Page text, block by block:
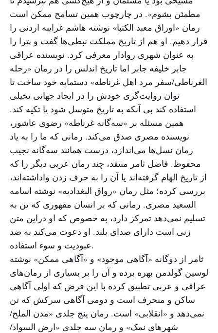
مطمئن بشوم». در چارچوب همین تسامح ممکن است
رمان «اوراق معبد الکتبا» نوشته هاشم غرایبه اردنی را
قرار دهیم. او هم از تاریخ مملکت نبطی‌ها گفت و پترا را
به عنوان شهری روادار معرفی کرد. نویسنده عراقی
جابر خلیفه جابر اما تاریخ اندلس را در رمان «رحله
الغرناطی/سفر مرد اهل غرناطه» دستمایه خود ساخت تا
توان روایت‌گری خودش را در ایجاد جهانی تخیلی
استفاده کند بی آنکه به تاریخ متوسل شود یا تکیه کند.
همین مسئله بر «سه‌گانه غرناطه» رضوی عاشور،
نویسنده مصری صدق می‌کند. رمانی که ما را به یاد
رمان نسل‌ها می‌اندازد، درست همانند سه‌گانه نجیب
محفوظ. فاضل ثامر منتقد، چند رمان عربی دیگر را که
از تاریخ الهام گرفته‌اند یا آن را به حرف زدن واداشته‌اند،
بررسی کرده؛ مثل رمان «رواق البغدادیه» نوشته اسامه
السعید مصری. رمانی که بر انسان مقهوری که تن به
تسلیم نمی‌دهد تمرکز دارد، به خصوص که او دراین متن
زنی است دارای صدای بلند. او دعوت می‌کند به ضد
عبودیت و سوء استفاده.
ثامر از دوگانه «آگاهی موجود» و «آگاهی ممکن» نوشته
لوسین گولدمن بهره برده و آن را بر بسیاری از رمان‌های
عراقی و عربی تطبیق کرده با این فرض که اولی آگاهی
ساکن و منحرف است و دومی آگاهی سرکش که تن
نمی‌دهد و «انقلابی» است. رمان پنج جلدی «مدن الملح/
شهرهای نمک» و رمان سه جلدی «ارض السواد/